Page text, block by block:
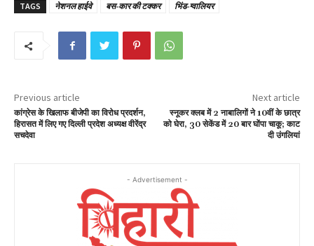
TAGS नेशनल हाईवे बस-कार की टक्कर भिंड-ग्वालियर
Previous article
कांग्रेस के खिलाफ बीजेपी का विरोध प्रदर्शन,
हिरासत में लिए गए दिल्ली प्रदेश अध्यक्ष वीरेंद्र
सचदेवा
Next article
स्नूकर क्लब में 2 नाबालिगों ने 10वीं के छात्र
को घेरा, 30 सेकेंड में 20 बार घोंपा चाकू; काट
दी उंगलियां
- Advertisement -